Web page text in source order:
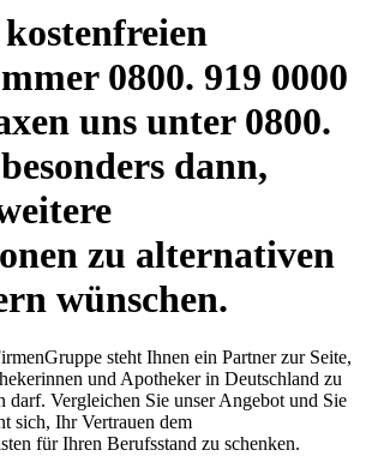
0800. 919 0000
uns unter 0800.
dann,
zu alternativen
wünschen.
steht Ihnen ein Partner zur Seite,
und Apotheker in Deutschland zu
darf. Vergleichen Sie unser Angebot und Sie
sich, Ihr Vertrauen dem
für Ihren Berufsstand zu schenken.